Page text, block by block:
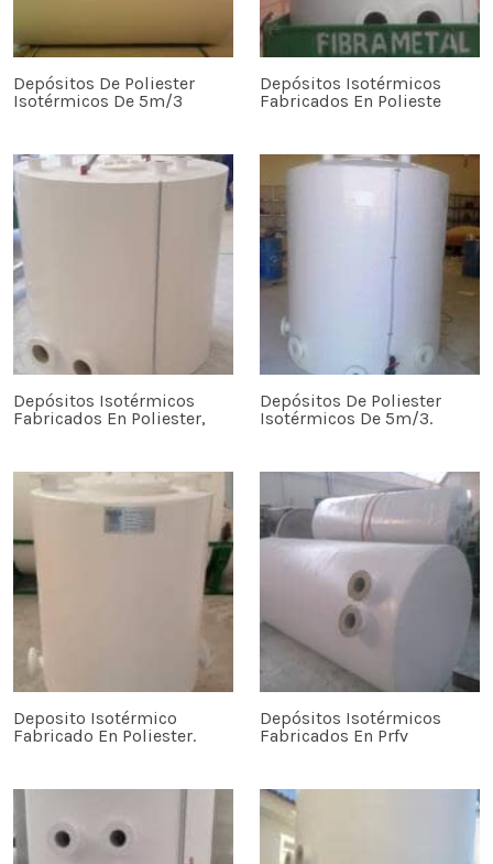
Depósitos De Poliester
Isotérmicos De 5m/3
Depósitos Isotérmicos
Fabricados En Polieste
Depósitos Isotérmicos
Fabricados En Poliester,
Depósitos De Poliester
Isotérmicos De 5m/3.
Deposito Isotérmico
Fabricado En Poliester.
Depósitos Isotérmicos
Fabricados En Prfv